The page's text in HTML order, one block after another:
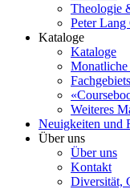
Theologie
Peter Lang
Kataloge
Kataloge
Monatliche
Weiteres
Neuigkeiten und
Über uns
Über uns
Kontakt
Diversität,